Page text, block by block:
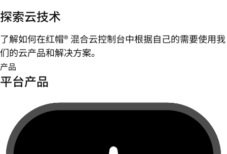
探索云技术
了解如何在红帽® 混合云控制台中根据自己的需要使用我
们的云产品和解决方案。
产品
平台产品